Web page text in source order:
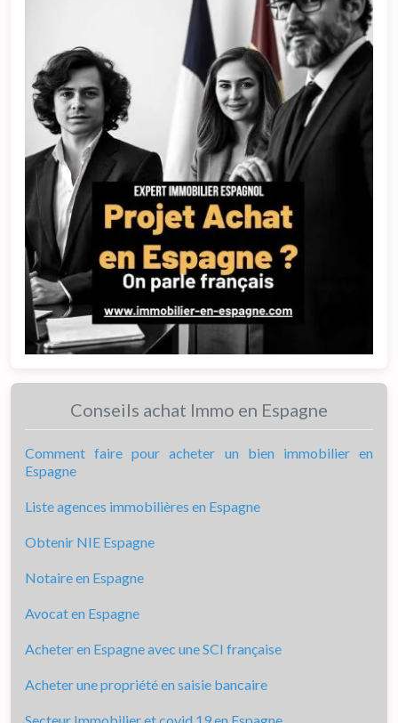
Conseils achat Immo en Espagne
Comment faire pour acheter un bien immobilier en
Espagne
Liste agences immobilières en Espagne
Obtenir NIE Espagne
Notaire en Espagne
Avocat en Espagne
Acheter en Espagne avec une SCI française
Acheter une propriété en saisie bancaire